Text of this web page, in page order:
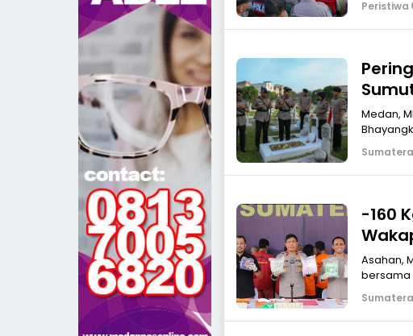
Peristiwa
Bukit
Medan,
(Polda
-160
Asahan,
bersama
Batubara